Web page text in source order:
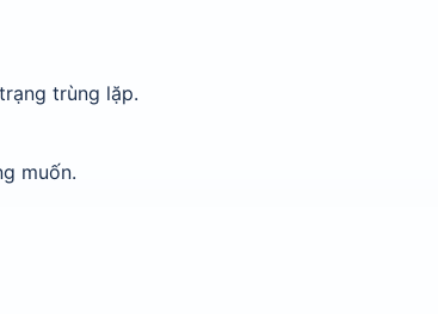
trùng lặp.
muốn.